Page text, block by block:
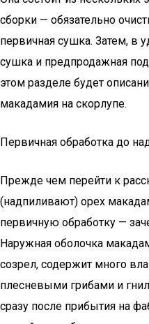
сборки — обязательно
первичная сушка. Затем, в
сушка и предпродажная
этом разделе будет
макадамия на скорлупе.
Первичная обработка до
Прежде чем перейти к
(надпиливают) орех
первичную обработку —
Наружная оболочка
созрел, содержит много
плесневыми грибами и
сразу после прибытия на